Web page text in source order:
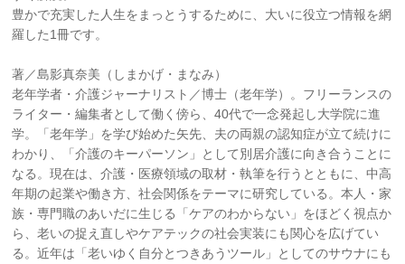
豊かで充実した人生をまっとうするために、大いに役立つ情報を網
羅した1冊です。
著／島影真奈美（しまかげ・まなみ）
老年学者・介護ジャーナリスト／博士（老年学）。フリーランスの
ライター・編集者として働く傍ら、40代で一念発起し大学院に進
学。「老年学」を学び始めた矢先、夫の両親の認知症が立て続けに
わかり、「介護のキーパーソン」として別居介護に向き合うことに
なる。現在は、介護・医療領域の取材・執筆を行うとともに、中高
年期の起業や働き方、社会関係をテーマに研究している。本人・家
族・専門職のあいだに生じる「ケアのわからない」をほどく視点か
ら、老いの捉え直しやケアテックの社会実装にも関心を広げてい
る。近年は「老いゆく自分とつきあうツール」としてのサウナにも